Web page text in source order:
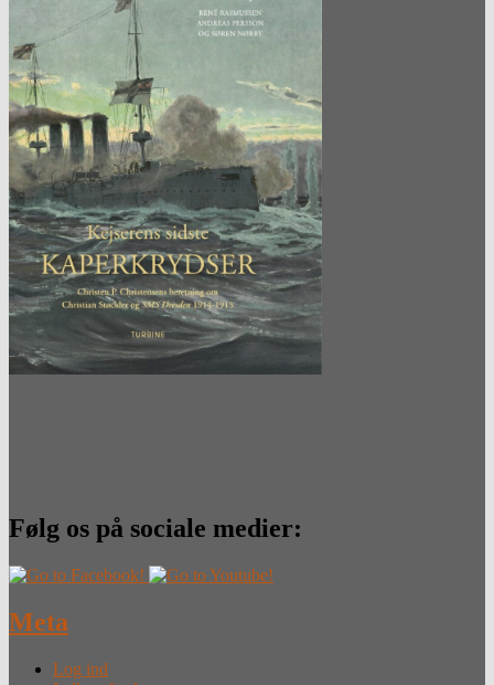
Følg os på sociale medier:
Meta
Log ind